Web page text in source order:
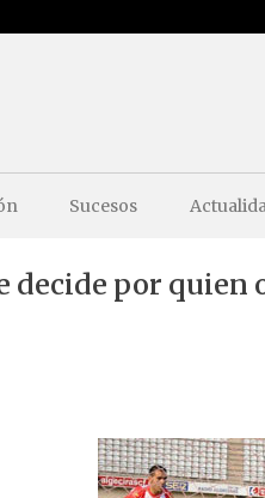
Sucesos
decide por